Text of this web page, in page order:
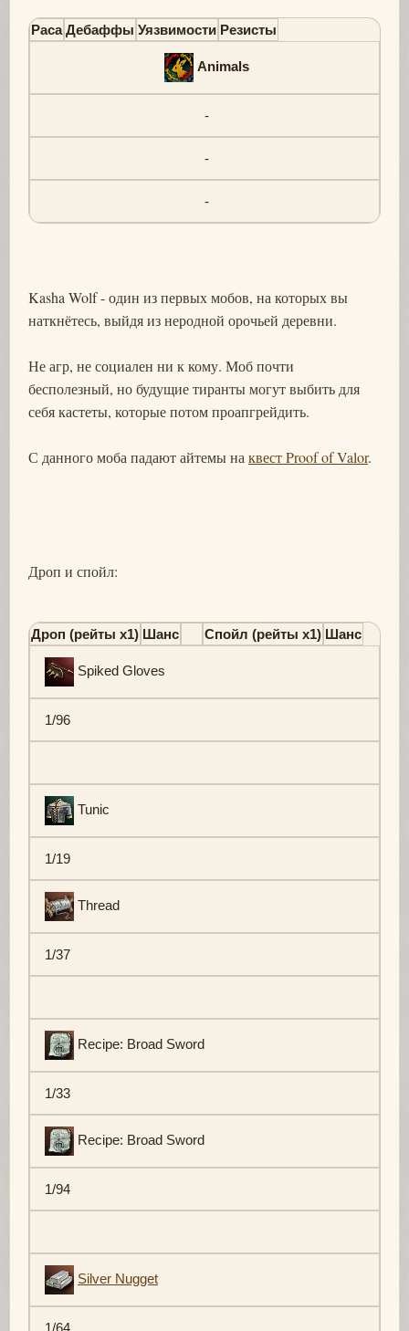
Раса Дебаффы Уязвимости Резисты
Animals
-
-
-
Kasha Wolf - один из первых мобов, на которых вы
наткнётесь, выйдя из неродной орочьей деревни.
Не агр, не социален ни к кому. Моб почти
бесполезный, но будущие тиранты могут выбить для
себя кастеты, которые потом проапгрейдить.
С данного моба падают айтемы на квест Proof of Valor.
Дроп и спойл:
Дроп (рейты х1) Шанс Спойл (рейты х1) Шанс
Spiked Gloves
1/96
Tunic
1/19
Thread
1/37
Recipe: Broad Sword
1/33
Recipe: Broad Sword
1/94
Silver Nugget
1/64